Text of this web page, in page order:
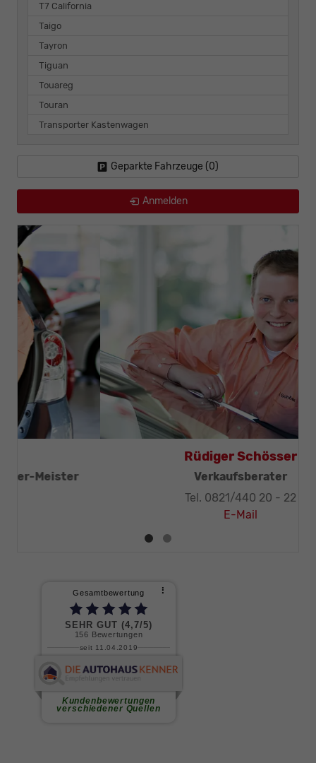
T7 California
Taigo
Tayron
Tiguan
Touareg
Touran
Transporter Kastenwagen
Geparkte Fahrzeuge (0)
Anmelden
Thomas Mohr
Geschäftsleitung, KFZ-Techniker-Meister
Tel. 0821/440 20 - 32